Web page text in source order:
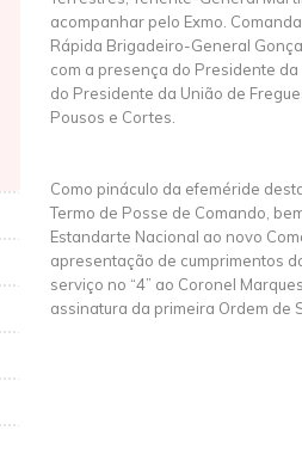
acompanhar pelo Exmo.
Rápida Brigadeiro-General
com a presença do Presidente
do Presidente da União de
Pousos e Cortes.
Como pináculo da efeméride
Termo de Posse de Comando,
Estandarte Nacional ao novo
apresentação de cumprimentos
serviço no “4” ao Coronel
assinatura da primeira Ordem de